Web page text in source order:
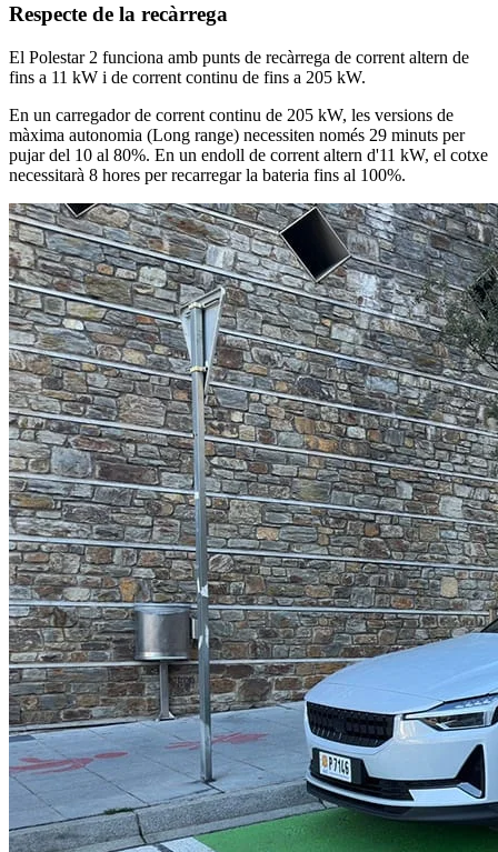
Respecte de la recàrrega
El Polestar 2 funciona amb punts de recàrrega de corrent altern de
fins a 11 kW i de corrent continu de fins a 205 kW.
En un carregador de corrent continu de 205 kW, les versions de
màxima autonomia (Long range) necessiten només 29 minuts per
pujar del 10 al 80%. En un endoll de corrent altern d'11 kW, el cotxe
necessitarà 8 hores per recarregar la bateria fins al 100%.